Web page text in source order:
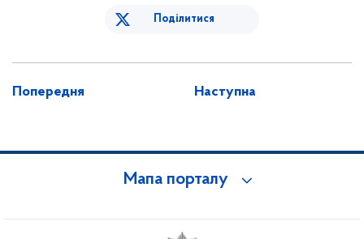
Поділитися
Попередня Наступна
Мапа порталу